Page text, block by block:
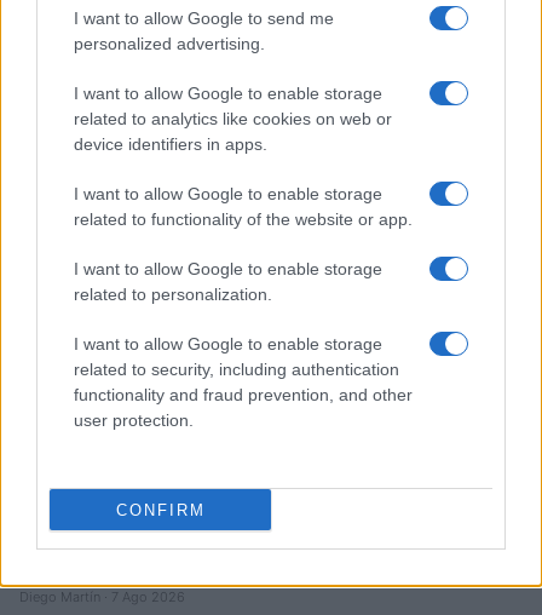
I want to allow Google to send me
personalized advertising.
I want to allow Google to enable storage
related to analytics like cookies on web or
device identifiers in apps.
I want to allow Google to enable storage
related to functionality of the website or app.
I want to allow Google to enable storage
related to personalization.
I want to allow Google to enable storage
related to security, including authentication
functionality and fraud prevention, and other
user protection.
CONFIRM
Edgar Gilberto Fabris Contreras capturado por fraude de 621
mil dólares en inversiones digitales
Diego Martín · 7 Ago 2026
Criptomonedas en 2026: análisis de su evolución y perspectivas
Diego Martín · 7 Ago 2026